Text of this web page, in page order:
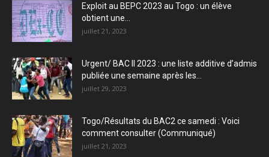
Exploit au BEPC 2023 au Togo : un élève
obtient une...
juillet 21, 2023
Urgent/ BAC II 2023 : une liste additive d’admis
publiée une semaine après les...
juillet 29, 2023
Togo/Résultats du BAC2 ce samedi : Voici
comment consulter (Communiqué)
juillet 21, 2023